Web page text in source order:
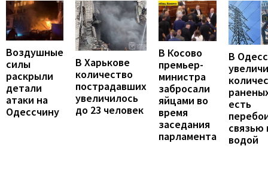
Воздушные
силы
раскрыли
детали
атаки на
Одессчину
В Харькове
количество
пострадавших
увеличилось
до 23 человек
В Косово
премьер-
министра
забросали
яйцами во
время
заседания
парламента
В
есть
связью
водой